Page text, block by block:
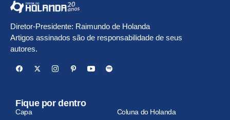
Diretor-Presidente: Raimundo de Holanda
Artigos assinados são de responsabilidade de seus
autores.
Fique por dentro
Capa
Coluna do Holanda